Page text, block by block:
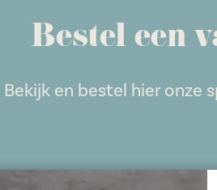
Bestel een
Bekijk en bestel hier onze